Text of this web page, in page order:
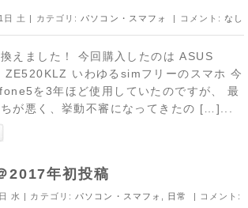
日 土 | カテゴリ: パソコン・スマフォ | コメント:なし
えました！ 今回購入したのは ASUS
いわゆるsimフリーのスマホ 今
を3年ほど使用していたのですが、 最
が悪く、挙動不審になってきたの […]...
2017年初投稿
水 | カテゴリ: パソコン・スマフォ 日常
| コメント: